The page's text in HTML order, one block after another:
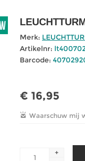
Merk:
Artikelnr:
Barcode:
€ 16,95
+